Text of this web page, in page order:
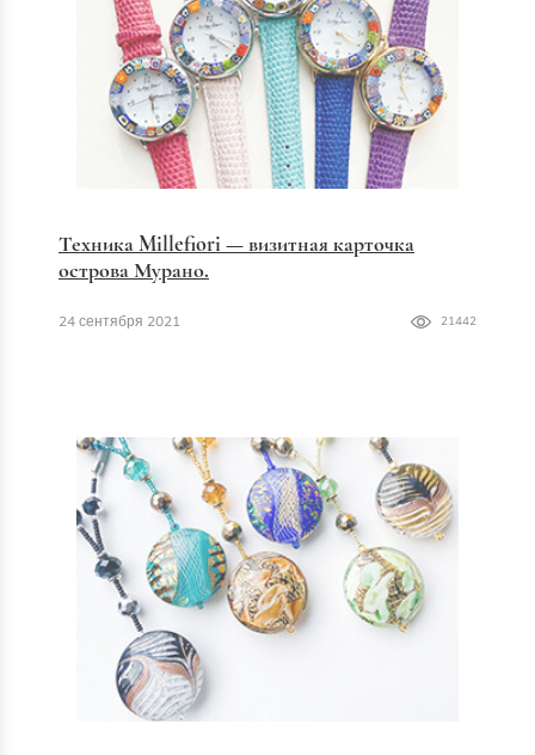
Техника Millefiori — визитная карточка
острова Мурано.
24 сентября 2021 21442